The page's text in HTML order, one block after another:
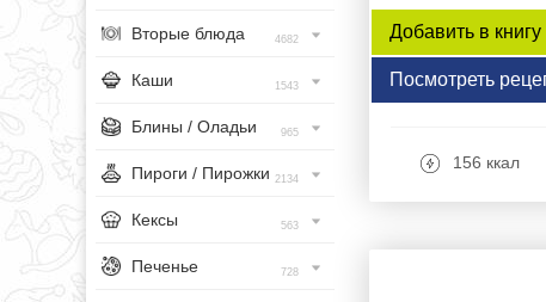
Вторые блюда 4682
Каши 1543
Блины / Оладьи 965
Пироги / Пирожки 2134
Кексы 563
Печенье 728
Добавить в
Посмотреть
156 ккал